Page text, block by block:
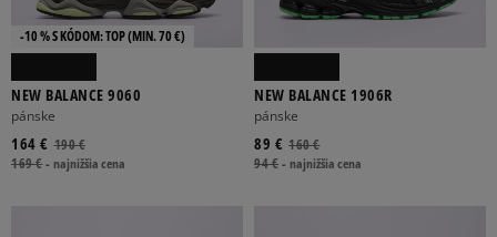
-10 % S KÓDOM: TOP (MIN. 70 €)
NEW BALANCE 9060
pánske
190 €
164 €
169 €-najnižšia cena
NEW BALANCE 1906R
pánske
160 €
89 €
94 €-najnižšia cena